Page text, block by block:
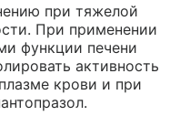
при тяжелой
При применении
функции печени
активность
крови и при